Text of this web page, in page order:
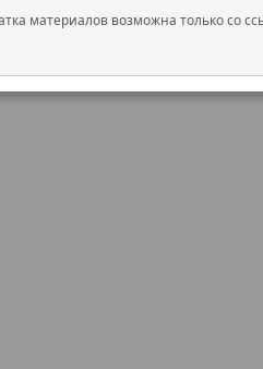
материалов возможна только со